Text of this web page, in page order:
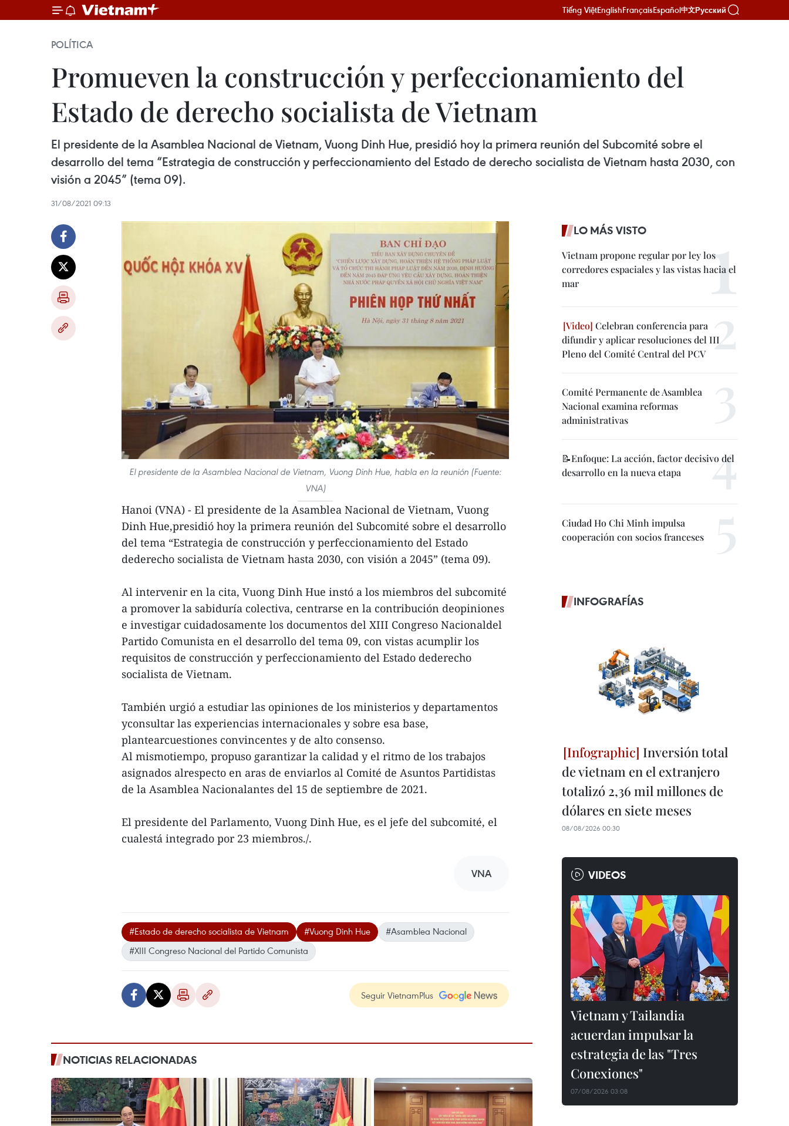
Tiếng ViệtEnglishFrançaisEspañol中文Русский
POLÍTICA
Promueven la construcción y perfeccionamiento del
Estado de derecho socialista de Vietnam
El presidente de la Asamblea Nacional de Vietnam, Vuong Dinh Hue, presidió hoy la primera reunión del Subcomité sobre el
desarrollo del tema “Estrategia de construcción y perfeccionamiento del Estado de derecho socialista de Vietnam hasta 2030, con
visión a 2045” (tema 09).
31/08/2021 09:13
El presidente de la Asamblea Nacional de Vietnam, Vuong Dinh Hue, habla en la reunión (Fuente:
VNA)
Hanoi (VNA) - El presidente de la Asamblea Nacional de Vietnam, Vuong
Dinh Hue,presidió hoy la primera reunión del Subcomité sobre el desarrollo
del tema “Estrategia de construcción y perfeccionamiento del Estado
dederecho socialista de Vietnam hasta 2030, con visión a 2045” (tema 09).
Al intervenir en la cita, Vuong Dinh Hue instó a los miembros del subcomité
a promover la sabiduría colectiva, centrarse en la contribución deopiniones
e investigar cuidadosamente los documentos del XIII Congreso Nacionaldel
Partido Comunista en el desarrollo del tema 09, con vistas acumplir los
requisitos de construcción y perfeccionamiento del Estado dederecho
socialista de Vietnam.
También urgió a estudiar las opiniones de los ministerios y departamentos
yconsultar las experiencias internacionales y sobre esa base,
plantearcuestiones convincentes y de alto consenso.
Al mismotiempo, propuso garantizar la calidad y el ritmo de los trabajos
asignados alrespecto en aras de enviarlos al Comité de Asuntos Partidistas
de la Asamblea Nacionalantes del 15 de septiembre de 2021.
El presidente del Parlamento, Vuong Dinh Hue, es el jefe del subcomité, el
cualestá integrado por 23 miembros./.
VNA
#Estado de derecho socialista de Vietnam #Vuong Dinh Hue
#Asamblea Nacional
#XIII Congreso Nacional del Partido Comunista
Seguir VietnamPlus
NOTICIAS RELACIONADAS
LO MÁS VISTO
Vietnam propone regular por ley los
corredores espaciales y las vistas hacia el
mar
Celebran conferencia para
difundir y aplicar resoluciones del III
Pleno del Comité Central del PCV
Comité Permanente de Asamblea
Nacional examina reformas
administrativas
📝Enfoque: La acción, factor decisivo del
desarrollo en la nueva etapa
Ciudad Ho Chi Minh impulsa
cooperación con socios franceses
INFOGRAFÍAS
Inversión total
de vietnam en el extranjero
totalizó 2,36 mil millones de
dólares en siete meses
08/08/2026 00:30
VIDEOS
Vietnam y Tailandia
acuerdan impulsar la
estrategia de las "Tres
Conexiones"
07/08/2026 03:08